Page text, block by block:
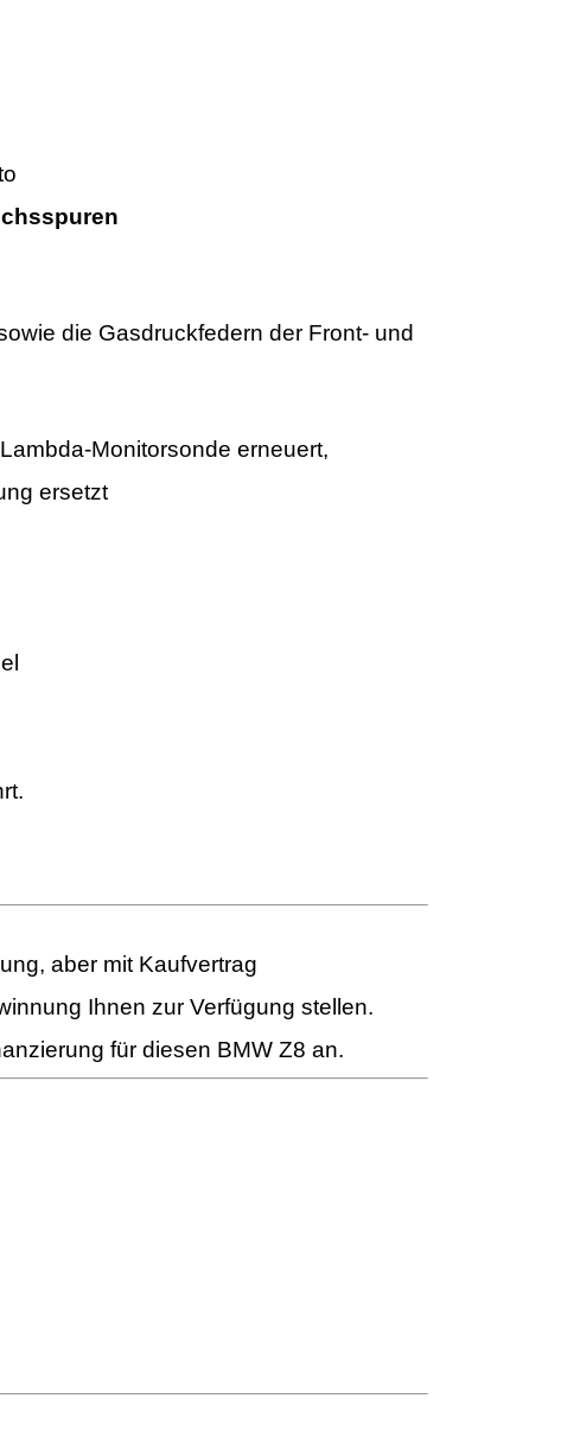
die Gasdruckfedern der Front- und
Monitorsonde erneuert,
ersetzt
aber mit Kaufvertrag
Ihnen zur Verfügung stellen.
für diesen BMW Z8 an.